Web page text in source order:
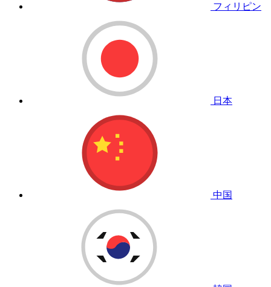
フィリピン
日本
中国